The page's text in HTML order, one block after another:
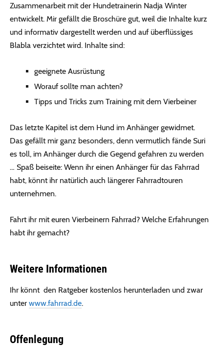
Zusammenarbeit mit der Hundetrainerin Nadja Winter
entwickelt. Mir gefällt die Broschüre gut, weil die Inhalte kurz
und informativ dargestellt werden und auf überflüssiges
Blabla verzichtet wird. Inhalte sind:
geeignete Ausrüstung
Worauf sollte man achten?
Tipps und Tricks zum Training mit dem Vierbeiner
Das letzte Kapitel ist dem Hund im Anhänger gewidmet.
Das gefällt mir ganz besonders, denn vermutlich fände Suri
es toll, im Anhänger durch die Gegend gefahren zu werden
… Spaß beiseite: Wenn ihr einen Anhänger für das Fahrrad
habt, könnt ihr natürlich auch längerer Fahrradtouren
unternehmen.
Fahrt ihr mit euren Vierbeinern Fahrrad? Welche Erfahrungen
habt ihr gemacht?
Weitere Informationen
Ihr könnt den Ratgeber kostenlos herunterladen und zwar
unter www.fahrrad.de.
Offenlegung